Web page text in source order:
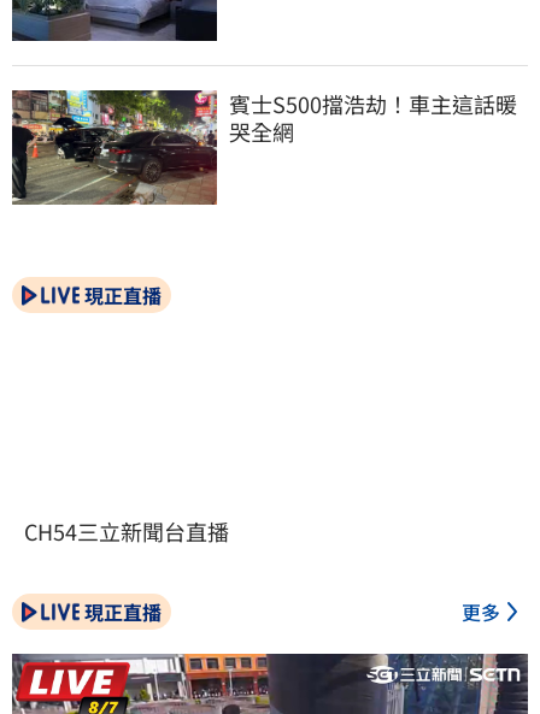
賓士S500擋浩劫！車主這話暖
哭全網
現正直播
CH54三立新聞台直播
現正直播 更多